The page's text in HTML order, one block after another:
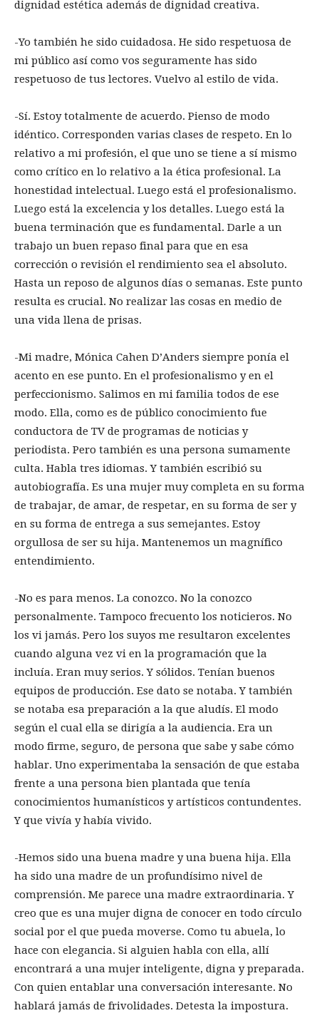
dignidad estética además de dignidad creativa.
-Yo también he sido cuidadosa. He sido respetuosa de
mi público así como vos seguramente has sido
respetuoso de tus lectores. Vuelvo al estilo de vida.
-Sí. Estoy totalmente de acuerdo. Pienso de modo
idéntico. Corresponden varias clases de respeto. En lo
relativo a mi profesión, el que uno se tiene a sí mismo
como crítico en lo relativo a la ética profesional. La
honestidad intelectual. Luego está el profesionalismo.
Luego está la excelencia y los detalles. Luego está la
buena terminación que es fundamental. Darle a un
trabajo un buen repaso final para que en esa
corrección o revisión el rendimiento sea el absoluto.
Hasta un reposo de algunos días o semanas. Este punto
resulta es crucial. No realizar las cosas en medio de
una vida llena de prisas.
-Mi madre, Mónica Cahen D’Anders siempre ponía el
acento en ese punto. En el profesionalismo y en el
perfeccionismo. Salimos en mi familia todos de ese
modo. Ella, como es de público conocimiento fue
conductora de TV de programas de noticias y
periodista. Pero también es una persona sumamente
culta. Habla tres idiomas. Y también escribió su
autobiografía. Es una mujer muy completa en su forma
de trabajar, de amar, de respetar, en su forma de ser y
en su forma de entrega a sus semejantes. Estoy
orgullosa de ser su hija. Mantenemos un magnífico
entendimiento.
-No es para menos. La conozco. No la conozco
personalmente. Tampoco frecuento los noticieros. No
los vi jamás. Pero los suyos me resultaron excelentes
cuando alguna vez vi en la programación que la
incluía. Eran muy serios. Y sólidos. Tenían buenos
equipos de producción. Ese dato se notaba. Y también
se notaba esa preparación a la que aludís. El modo
según el cual ella se dirigía a la audiencia. Era un
modo firme, seguro, de persona que sabe y sabe cómo
hablar. Uno experimentaba la sensación de que estaba
frente a una persona bien plantada que tenía
conocimientos humanísticos y artísticos contundentes.
Y que vivía y había vivido.
-Hemos sido una buena madre y una buena hija. Ella
ha sido una madre de un profundísimo nivel de
comprensión. Me parece una madre extraordinaria. Y
creo que es una mujer digna de conocer en todo círculo
social por el que pueda moverse. Como tu abuela, lo
hace con elegancia. Si alguien habla con ella, allí
encontrará a una mujer inteligente, digna y preparada.
Con quien entablar una conversación interesante. No
hablará jamás de frivolidades. Detesta la impostura.